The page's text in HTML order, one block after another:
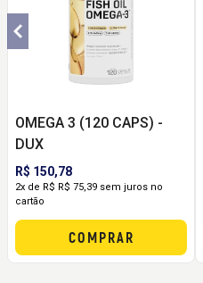
OMEGA 3 (120 CAPS) -
DUX
R$ 150,78
2x de R$ R$ 75,39 sem juros no
cartão
COMPRAR